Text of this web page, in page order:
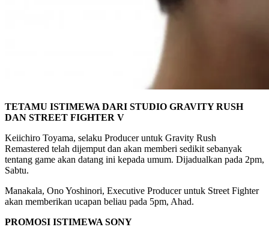
TETAMU ISTIMEWA DARI STUDIO GRAVITY RUSH
DAN STREET FIGHTER V
Keiichiro Toyama, selaku Producer untuk Gravity Rush
Remastered telah dijemput dan akan memberi sedikit sebanyak
tentang game akan datang ini kepada umum. Dijadualkan pada 2pm,
Sabtu.
Manakala, Ono Yoshinori, Executive Producer untuk Street Fighter
akan memberikan ucapan beliau pada 5pm, Ahad.
PROMOSI ISTIMEWA SONY